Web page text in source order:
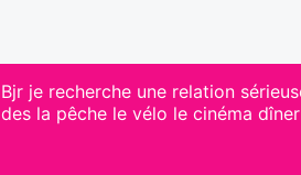
Bjr je recherche une relation
des la pêche le vélo le cinéma